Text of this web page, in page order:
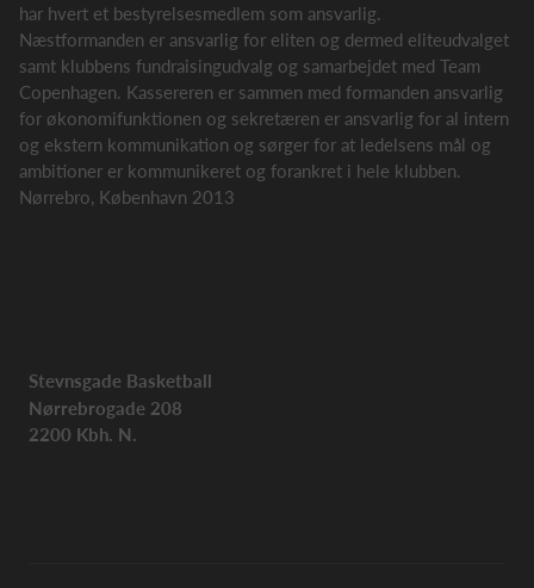
har hvert et bestyrelsesmedlem som ansvarlig.
Næstformanden er ansvarlig for eliten og dermed eliteudvalget
samt klubbens fundraisingudvalg og samarbejdet med Team
Copenhagen. Kassereren er sammen med formanden ansvarlig
for økonomifunktionen og sekretæren er ansvarlig for al intern
og ekstern kommunikation og sørger for at ledelsens mål og
ambitioner er kommunikeret og forankret i hele klubben.
Nørrebro, København 2013
Stevnsgade Basketball
Nørrebrogade 208
2200 Kbh. N.